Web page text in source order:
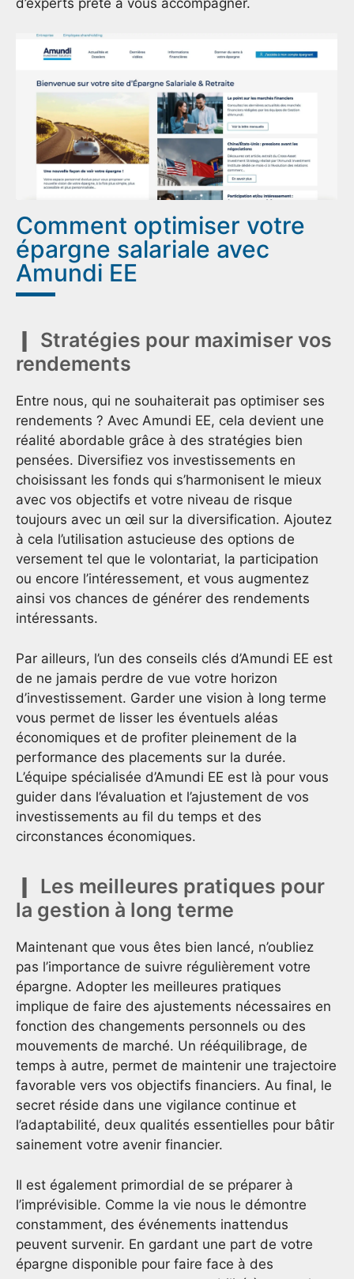
Comment optimiser votre
épargne salariale avec
Amundi EE
Stratégies pour maximiser vos
rendements
Entre nous, qui ne souhaiterait pas optimiser ses
rendements ? Avec Amundi EE, cela devient une
réalité abordable grâce à des stratégies bien
pensées. Diversifiez vos investissements en
choisissant les fonds qui s’harmonisent le mieux
avec vos objectifs et votre niveau de risque
toujours avec un œil sur la diversification. Ajoutez
à cela l’utilisation astucieuse des options de
versement tel que le volontariat, la participation
ou encore l’intéressement, et vous augmentez
ainsi vos chances de générer des rendements
intéressants.
Par ailleurs, l’un des conseils clés d’Amundi EE est
de ne jamais perdre de vue votre horizon
d’investissement. Garder une vision à long terme
vous permet de lisser les éventuels aléas
économiques et de profiter pleinement de la
performance des placements sur la durée.
L’équipe spécialisée d’Amundi EE est là pour vous
guider dans l’évaluation et l’ajustement de vos
investissements au fil du temps et des
circonstances économiques.
Les meilleures pratiques pour
la gestion à long terme
Maintenant que vous êtes bien lancé, n’oubliez
pas l’importance de suivre régulièrement votre
épargne. Adopter les meilleures pratiques
implique de faire des ajustements nécessaires en
fonction des changements personnels ou des
mouvements de marché. Un rééquilibrage, de
temps à autre, permet de maintenir une trajectoire
favorable vers vos objectifs financiers. Au final, le
secret réside dans une vigilance continue et
l’adaptabilité, deux qualités essentielles pour bâtir
sainement votre avenir financier.
Il est également primordial de se préparer à
l’imprévisible. Comme la vie nous le démontre
constamment, des événements inattendus
peuvent survenir. En gardant une part de votre
épargne disponible pour faire face à des